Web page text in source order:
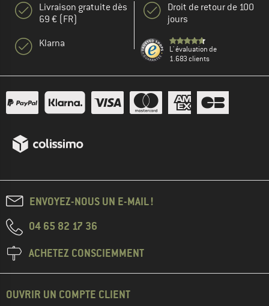
Livraison gratuite dès
69 € (FR)
Klarna
Droit de retour de 100
jours
L' évaluation de
1.683 clients
ENVOYEZ-NOUS UN E-MAIL !
04 65 82 17 36
ACHETEZ CONSCIEMMENT
OUVRIR UN COMPTE CLIENT